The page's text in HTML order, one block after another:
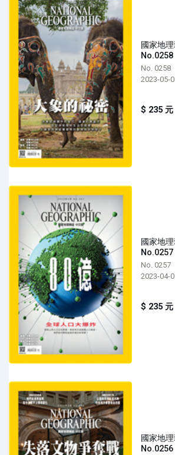
國家地
No.0258
No. 0258
2023-05-
$ 235 元
國家地
No.0257
No. 0257
2023-04-
$ 235 元
國家地
No.0256